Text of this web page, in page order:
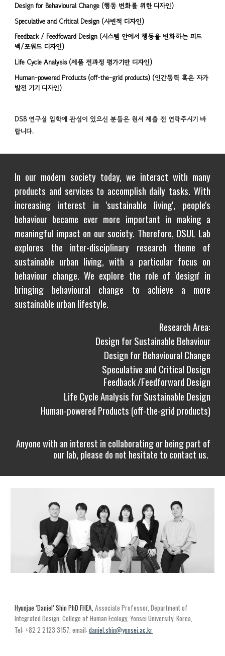
Design for Behavioural Change (행동 변화를 위한 디자인)
Speculative and Critical Design (사변적 디자인)
Feedback / Feedfoward Design (시스템 안에서 행동을 변화하는 피드
백/포워드 디자인)
Life Cycle Analysis (제품 전과정 평가기반 디자인)
Human-powered Products (off-the-grid products) (인간동력 혹은 자가
발전 기기 디자인)
DSB 연구실 입학에 관심이 있으신 분들은 원서 제출 전 연락주시기 바
랍니다.
In our modern society today, we interact with many
products and services to accomplish daily tasks. With
increasing interest in 'sustainable living', people's
behaviour became ever more important in making a
meaningful impact on our society. Therefore, DSUL Lab
explores the inter-disciplinary research theme of
sustainable urban living, with a particular focus on
behaviour change. We explore the role of 'design' in
bringing behavioural change to achieve a more
sustainable urban lifestyle.
Research Area:
Design for Sustainable Behaviour
Design for Behavioural Change
Speculative and Critical Design
Feedback /Feedforward Design
Life Cycle Analysis for Sustainable Design
Human-powered Products (off-the-grid products)
Anyone with an interest in collaborating or being part of
our lab, please do not hesitate to contact us.
Hyunjae ‘Daniel’ ShinPhD FHEA,Associate Professor, Department of
Integrated Design, College of Human Ecology, Yonsei University, Korea,
Tel: +82 2 2123 3157, email:daniel.shin@yonsei.ac.kr